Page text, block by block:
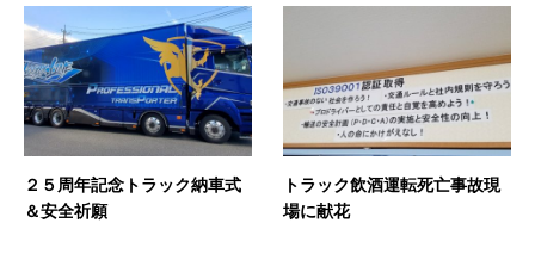
２５周年記念トラック納車式
＆安全祈願
トラック飲酒運転死亡事故現
場に献花